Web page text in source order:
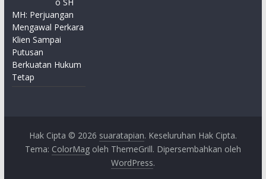
MH: Perjuangan
Mengawal Perkara
Klien Sampai
Putusan
Berkuatan Hukum
Tetap
Hak Cipta © 2026 suaratapian. Keseluruhan Hak Cipta.
Tema: ColorMagoleh ThemeGrill. Dipersembahkan oleh
WordPress.